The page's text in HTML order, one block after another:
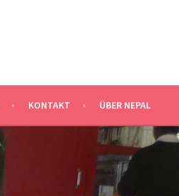
KONTAKT ÜBER NEPAL